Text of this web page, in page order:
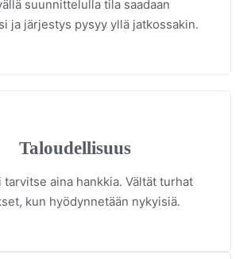
suunnittelulla tila saadaan
ja järjestys pysyy yllä jatkossakin.
Taloudellisuus
tarvitse aina hankkia. Vältät turhat
kun hyödynnetään nykyisiä.